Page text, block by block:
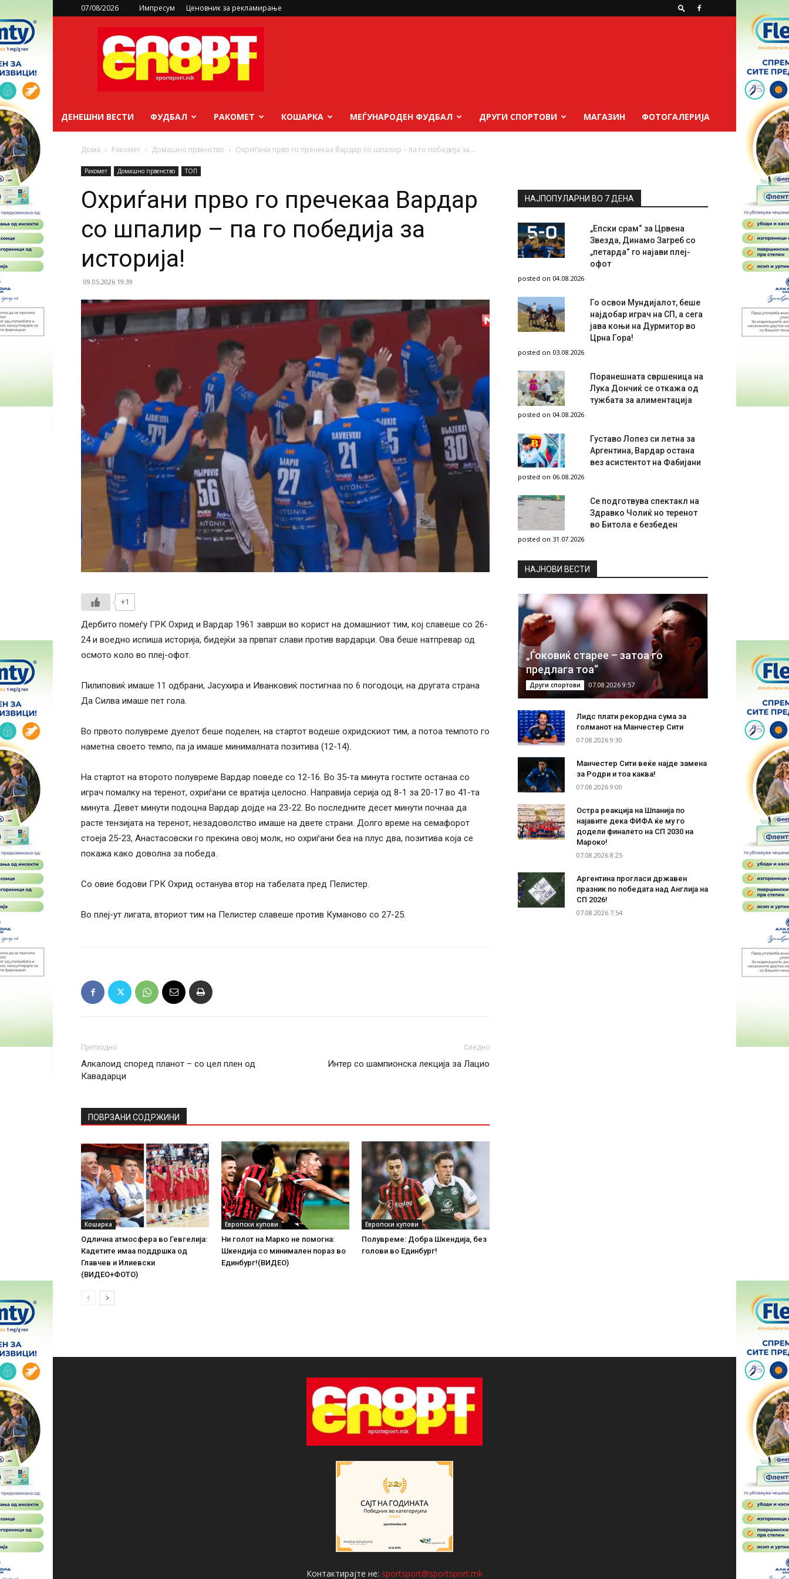
07/08/2026 Импресум Ценовник за рекламирање
sportsport.mk
ДЕНЕШНИ ВЕСТИ ФУДБАЛ РАКОМЕТ КОШАРКА МЕЃУНАРОДЕН ФУДБАЛ ДРУГИ СПОРТОВИ МАГАЗИН ФОТОГАЛЕРИЈА
Дома Ракомет Домашно првенство Охриѓани прво го пречекаа Вардар со шпалир – па го победија за...
Ракомет Домашно првенство ТОП
Охриѓани прво го пречекаа Вардар
со шпалир – па го победија за
историја!
09.05.2026 19:39
+1
Дербито помеѓу ГРК Охрид и Вардар 1961 заврши во корист на домашниот тим, кој славеше со 26-
24 и воедно испиша историја, бидејќи за првпат слави против вардарци. Ова беше натпревар од
осмото коло во плеј-офот.
Пилиповиќ имаше 11 одбрани, Јасухира и Иванковиќ постигнаа по 6 погодоци, на другата страна
Да Силва имаше пет гола.
Во првото полувреме дуелот беше поделен, на стартот водеше охридскиот тим, а потоа темпото го
наметна своето темпо, па ја имаше минималната позитива (12-14).
На стартот на второто полувреме Вардар поведе со 12-16. Во 35-та минута гостите останаа со
играч помалку на теренот, охриѓани се вратија целосно. Направија серија од 8-1 за 20-17 во 41-та
минута. Девет минути подоцна Вардар дојде на 23-22. Во последните десет минути почнаа да
расте тензијата на теренот, незадоволство имаше на двете страни. Долго време на семафорот
стоеја 25-23, Анастасовски го прекина овој молк, но охриѓани беа на плус два, позитива која се
покажа како доволна за победа.
Со овие бодови ГРК Охрид останува втор на табелата пред Пелистер.
Во плеј-ут лигата, вториот тим на Пелистер славеше против Куманово со 27-25.
Претходно
Алкалоид според планот – со цел плен од
Кавадарци
Следно
Интер со шампионска лекција за Лацио
ПОВРЗАНИ СОДРЖИНИ
Кошарка
Одлична атмосфера во Гевгелија:
Кадетите имаа поддршка од
Главчев и Илиевски
(ВИДЕО+ФОТО)
Европски купови
Ни голот на Марко не помогна:
Шкендија со минимален пораз во
Единбург!(ВИДЕО)
Европски купови
Полувреме: Добра Шкендија, без
голови во Единбург!
НАЈПОПУЛАРНИ ВО 7 ДЕНА
„Епски срам“ за Црвена
Звезда, Динамо Загреб со
„петарда“ го најави плеј-
офот
posted on 04.08.2026
Го освои Мундијалот, беше
најдобар играч на СП, а сега
јава коњи на Дурмитор во
Црна Гора!
posted on 03.08.2026
Поранешната свршеница на
Лука Дончиќ се откажа од
тужбата за алиментација
posted on 04.08.2026
Густаво Лопез си летна за
Аргентина, Вардар остана
вез асистентот на Фабијани
posted on 06.08.2026
Се подготвува спектакл на
Здравко Чолиќ но теренот
во Битола е безбеден
posted on 31.07.2026
НAЈНОВИ ВЕСТИ
„Ѓоковиќ старее – затоа го
предлага тоа“
Други спортови 07.08.2026 9:57
Лидс плати рекордна сума за
голманот на Манчестер Сити
07.08.2026 9:30
Манчестер Сити веќе најде замена
за Родри и тоа каква!
07.08.2026 9:00
Остра реакција на Шпанија по
најавите дека ФИФА ќе му го
додели финалето на СП 2030 на
Мароко!
07.08.2026 8:25
Аргентина прогласи државен
празник по победата над Англија на
СП 2026!
07.08.2026 7:54
Контактирајте не: sportsport@sportsport.mk